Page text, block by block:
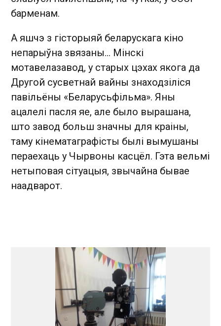
барменам.
А яшчэ з гісторыяй беларускага кіно
непарыўна звязаны… Мінскі
мотавелазавод, у старых цэхах якога да
Другой сусветнай вайны знаходзіліся
павільёны «Беларусьфільма». Яны
ацалелі пасля яе, але было вырашана,
што завод больш значны для краіны,
таму кінематаграфісты былі вымушаны
пераехаць у Чырвоны касцёл. Гэта вельмі
нетыповая сітуацыя, звычайна бывае
наадварот.